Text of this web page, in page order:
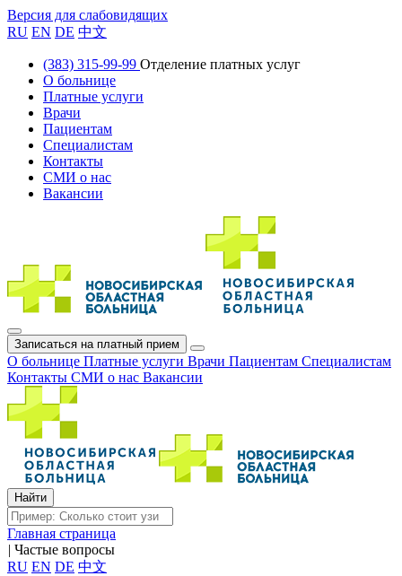
Версия для слабовидящих
RU EN DE 中文
(383) 315-99-99 Отделение платных услуг
О больнице
Платные услуги
Врачи
Пациентам
Специалистам
Контакты
СМИ о нас
Вакансии
Записаться на платный прием
О больнице Платные услуги Врачи Пациентам Специалистам
Контакты СМИ о нас Вакансии
Главная страница
| Частые вопросы
RU EN DE 中文